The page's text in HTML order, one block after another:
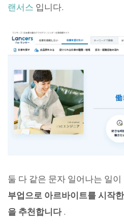
랜서스 입니다.
둘 다 같은 문자 일어나는 일
부업으로 아르바이트를 시작
을 추천합니다.